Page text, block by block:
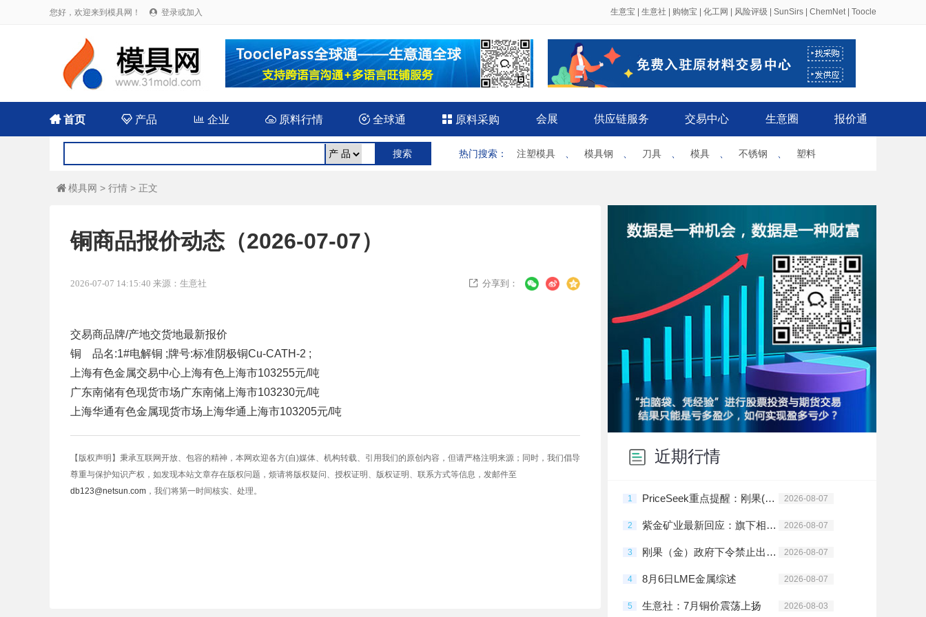
您好，欢迎来到模具网！  登录或加入 生意宝 生意社 购物宝 化工网 风险评级 SunSirs ChemNet| Toocle
首页  产品 企业 原料行情  全球通  原料采购 会展 供应链服务 交易中心 生意圈 报价通
热门搜索 ： 注塑模具 模具钢 刀具 模具 不锈钢 塑料
 模具网 > 行情 > 正文
铜商品报价动态（2026-07-07）
2026-07-07 14:15:40 来源：生意社  分享到：
交易商品牌/产地交货地最新报价
铜 品名:1#电解铜 ;牌号:标准阴极铜Cu-CATH-2 ;
上海有色金属交易中心 上海有色 上海市103255元/吨
广东南储有色现货市场广东南储 上海市103230元/吨
上海华通有色金属现货市场 上海华通 上海市103205元/吨
【版权声明】秉承互联网开放、包容的精神，本网欢迎各方(自)媒体、机构转载、引用我们的原创内容，但请严格注明来源；同时，我们倡导
尊重与保护知识产权，如发现本站文章存在版权问题，烦请将版权疑问、授权证明、版权证明、联系方式等信息，发邮件至
db123@netsun.com ，我们将第一时间核实、处理。
近期行情
1 PriceSeek重点提醒：刚果(金)禁止铜钴精矿出口影响分析 2026-08-07
2 紫金矿业最新回应：旗下相关铜矿不属于刚果（金）禁止出口的产品 2026-08-07
3 刚果（金）政府下令禁止出口铜精矿和钴精矿 2026-08-07
4 8月6日LME金属综述 2026-08-07
5 生意社：7月铜价震荡上扬 2026-08-03